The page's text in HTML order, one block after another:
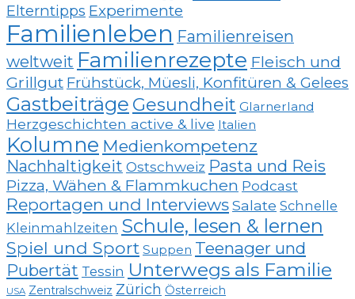
Elterntipps Experimente
Familienleben Familienreisen
weltweit Familienrezepte Fleisch und
Grillgut Frühstück, Müesli, Konfitüren & Gelees
Gastbeiträge Gesundheit Glarnerland
Herzgeschichten active & live Italien
Kolumne Medienkompetenz
Nachhaltigkeit Ostschweiz Pasta und Reis
Pizza, Wähen & Flammkuchen Podcast
Reportagen und InterviewsSalate Schnelle
Kleinmahlzeiten Schule, lesen & lernen
Spiel und Sport Suppen Teenager und
Pubertät Tessin Unterwegs als Familie
USA Zentralschweiz Zürich Österreich